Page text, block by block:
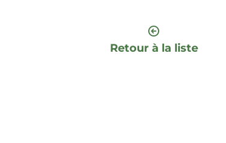
Retour à la liste